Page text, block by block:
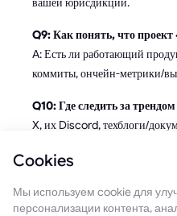
Q9: Как понять, что
A: Есть ли работающий
коммиты, ончейн-метрики/
Q10: Где следить за
X, их Discord, техблоги/
репорты Kaiko, Nansen).
Заключение
Cookies
Мы используем cookie для
персонализации контента,